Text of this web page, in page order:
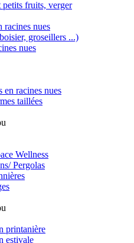
fruits, verger
racines nues
groseillers ...)
nues
en racines nues
taillées
Wellness
Pergolas
printanière
estivale